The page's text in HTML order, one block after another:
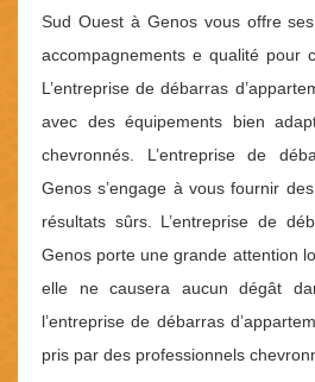
Sud Ouest à Genos vous offre
accompagnements e qualité pour
L’entreprise de débarras
avec des équipements bien
chevronnés. L’entreprise de
Genos s’engage à vous fournir
résultats sûrs. L’entreprise de
Genos porte une grande attention
elle ne causera aucun dégât
l’entreprise de débarras
pris par des professionnels